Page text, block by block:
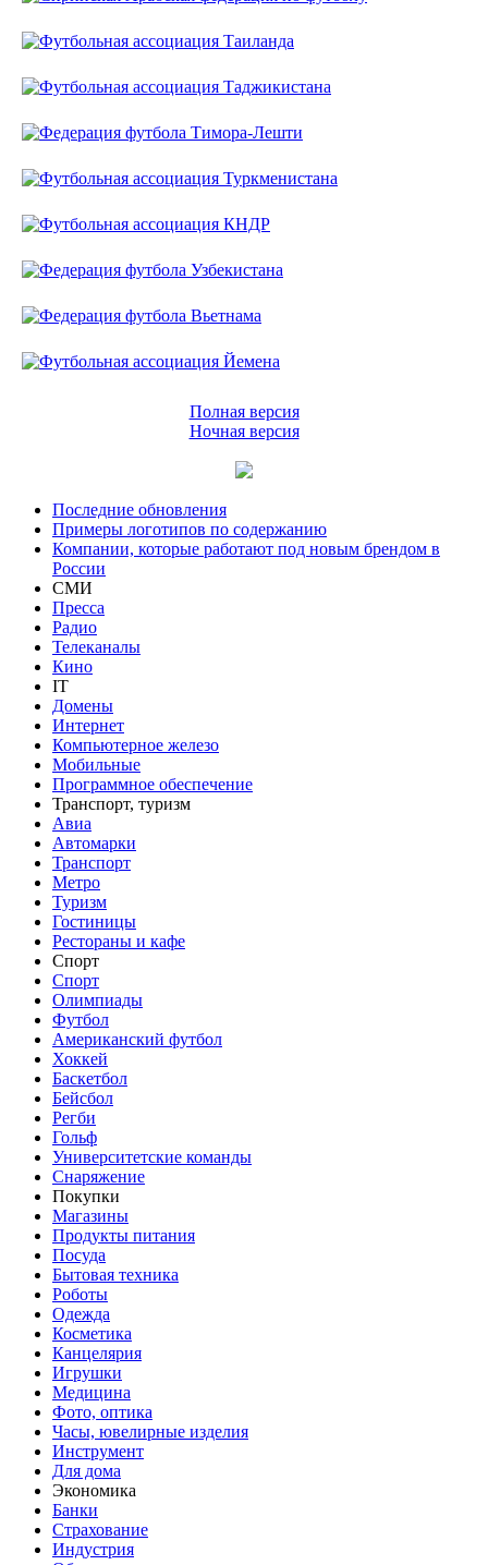
Полная версия
Ночная версия
Последние обновления
Примеры логотипов по содержанию
Компании, которые работают под новым брендом в
России
СМИ
Пресса
Радио
Телеканалы
Кино
IT
Домены
Интернет
Компьютерное железо
Мобильные
Программное обеспечение
Транспорт, туризм
Авиа
Автомарки
Транспорт
Метро
Туризм
Гостиницы
Рестораны и кафе
Спорт
Спорт
Олимпиады
Футбол
Американский футбол
Хоккей
Баскетбол
Бейсбол
Регби
Гольф
Университетские команды
Снаряжение
Покупки
Магазины
Продукты питания
Посуда
Бытовая техника
Роботы
Одежда
Косметика
Канцелярия
Игрушки
Медицина
Фото, оптика
Часы, ювелирные изделия
Инструмент
Для дома
Экономика
Банки
Страхование
Индустрия